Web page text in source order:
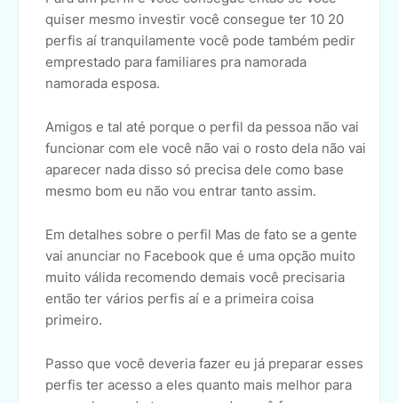
quiser mesmo investir você consegue ter 10 20
perfis aí tranquilamente você pode também pedir
emprestado para familiares pra namorada
namorada esposa.
Amigos e tal até porque o perfil da pessoa não vai
funcionar com ele você não vai o rosto dela não vai
aparecer nada disso só precisa dele como base
mesmo bom eu não vou entrar tanto assim.
Em detalhes sobre o perfil Mas de fato se a gente
vai anunciar no Facebook que é uma opção muito
muito válida recomendo demais você precisaria
então ter vários perfis aí e a primeira coisa
primeiro.
Passo que você deveria fazer eu já preparar esses
perfis ter acesso a eles quanto mais melhor para